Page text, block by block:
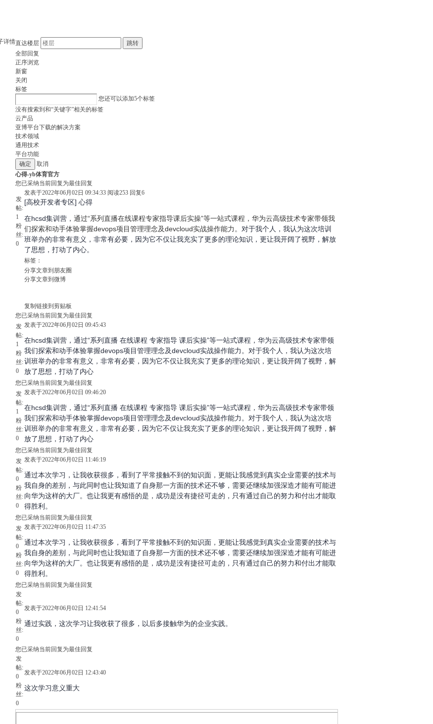
详情直达楼层
跳转
全部回复
正序浏览
新窗
关闭
标签
您还可以添加5个标签
没有搜索到和“关键字”相关的标签
云产品
亚博平台下载的解决方案
技术领域
通用技术
平台功能
取消
心得-yb体育官方
您已采纳当前回复为最佳回复
发
帖:
1
粉
丝:
0
发表于2022年06月02日 09:34:33 阅读253 回复6
[高校开发者专区] 心得
在hcsd集训营， 通过“系列直播在线课程专家指导课后实操”等一站式课程，华为云高级技术专家带领我
们探索和动手体验掌握devops项目管理理念及devcloud实战操作能力。 对于我个人，我认为这次培训
班举办的非常有意义，非常有必要，因为它不仅让我充实了更多的理论知识，更让我开阔了视野，解放
了思想，打动了内心。
标签：
分享文章到朋友圈
分享文章到微博
复制链接到剪贴板
您已采纳当前回复为最佳回复
发
帖:
1
粉
丝:
0
发表于2022年06月02日 09:45:43
在hcsd集训营，通过“系列直播 在线课程 专家指导 课后实操”等一站式课程，华为云高级技术专家带领
我们探索和动手体验掌握devops项目管理理念及devcloud实战操作能力。对于我个人，我认为这次培
训班举办的非常有意义，非常有必要，因为它不仅让我充实了更多的理论知识，更让我开阔了视野，解
放了思想，打动了内心
您已采纳当前回复为最佳回复
发
帖:
1
粉
丝:
0
发表于2022年06月02日 09:46:20
在hcsd集训营，通过“系列直播 在线课程 专家指导 课后实操”等一站式课程，华为云高级技术专家带领
我们探索和动手体验掌握devops项目管理理念及devcloud实战操作能力。对于我个人，我认为这次培
训班举办的非常有意义，非常有必要，因为它不仅让我充实了更多的理论知识，更让我开阔了视野，解
放了思想，打动了内心
您已采纳当前回复为最佳回复
发
帖:
0
粉
丝:
0
发表于2022年06月02日 11:46:19
通过本次学习，让我收获很多，看到了平常接触不到的知识面，更能让我感觉到真实企业需要的技术与
我自身的差别，与此同时也让我知道了自身那一方面的技术还不够，需要还继续加强深造才能有可能进
向华为这样的大厂。也让我更有感悟的是，成功是没有捷径可走的，只有通过自己的努力和付出才能取
得胜利。
您已采纳当前回复为最佳回复
发
帖:
0
粉
丝:
0
发表于2022年06月02日 11:47:35
通过本次学习，让我收获很多，看到了平常接触不到的知识面，更能让我感觉到真实企业需要的技术与
我自身的差别，与此同时也让我知道了自身那一方面的技术还不够，需要还继续加强深造才能有可能进
向华为这样的大厂。也让我更有感悟的是，成功是没有捷径可走的，只有通过自己的努力和付出才能取
得胜利。
您已采纳当前回复为最佳回复
发
帖:
0
粉
丝:
0
发表于2022年06月02日 12:41:54
通过实践，这次学习让我收获了很多，以后多接触华为的企业实践。
您已采纳当前回复为最佳回复
发
帖:
0
粉
丝:
0
发表于2022年06月02日 12:43:40
这次学习意义重大